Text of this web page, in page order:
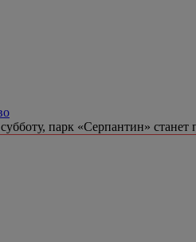
парк «Серпантин»